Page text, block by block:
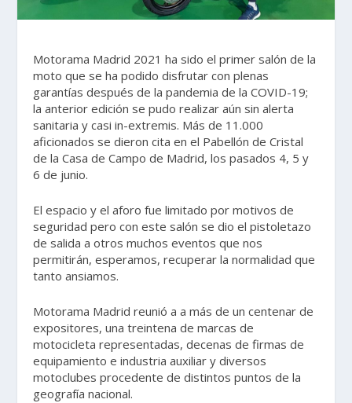
Motorama Madrid 2021 ha sido el primer salón de la
moto que se ha podido disfrutar con plenas
garantías después de la pandemia de la COVID-19;
la anterior edición se pudo realizar aún sin alerta
sanitaria y casi in-extremis. Más de 11.000
aficionados se dieron cita en el Pabellón de Cristal
de la Casa de Campo de Madrid, los pasados 4, 5 y
6 de junio.
El espacio y el aforo fue limitado por motivos de
seguridad pero con este salón se dio el pistoletazo
de salida a otros muchos eventos que nos
permitirán, esperamos, recuperar la normalidad que
tanto ansiamos.
Motorama Madrid reunió a a más de un centenar de
expositores, una treintena de marcas de
motocicleta representadas, decenas de firmas de
equipamiento e industria auxiliar y diversos
motoclubes procedente de distintos puntos de la
geografía nacional.